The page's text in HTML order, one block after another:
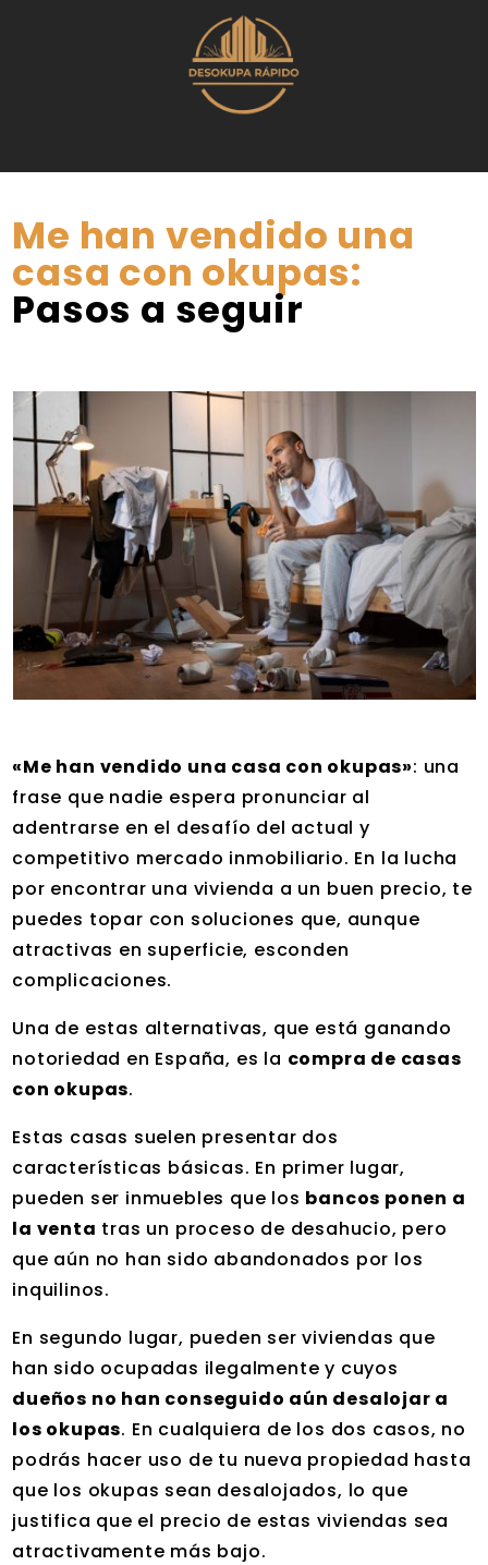
Me han vendido una
casa con okupas:
Pasos a seguir
«Me han vendido una casa con okupas»: una
frase que nadie espera pronunciar al
adentrarse en el desafío del actual y
competitivo mercado inmobiliario. En la lucha
por encontrar una vivienda a un buen precio, te
puedes topar con soluciones que, aunque
atractivas en superficie, esconden
complicaciones.
Una de estas alternativas, que está ganando
notoriedad en España, es la compra de casas
con okupas.
Estas casas suelen presentar dos
características básicas. En primer lugar,
pueden ser inmuebles que los bancos ponen a
la venta tras un proceso de desahucio, pero
que aún no han sido abandonados por los
inquilinos.
En segundo lugar, pueden ser viviendas que
han sido ocupadas ilegalmente y cuyos
dueños no han conseguido aún desalojar a
los okupas. En cualquiera de los dos casos, no
podrás hacer uso de tu nueva propiedad hasta
que los okupas sean desalojados, lo que
justifica que el precio de estas viviendas sea
atractivamente más bajo.